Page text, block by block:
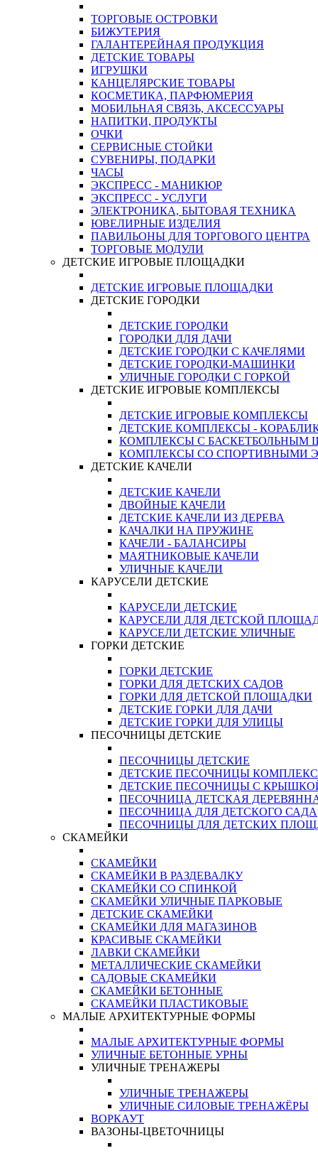
ТОРГОВЫЕ ОСТРОВКИ
БИЖУТЕРИЯ
ГАЛАНТЕРЕЙНАЯ ПРОДУКЦИЯ
ДЕТСКИЕ ТОВАРЫ
ИГРУШКИ
КАНЦЕЛЯРСКИЕ ТОВАРЫ
КОСМЕТИКА, ПАРФЮМЕРИЯ
МОБИЛЬНАЯ СВЯЗЬ, АКСЕССУАРЫ
НАПИТКИ, ПРОДУКТЫ
ОЧКИ
СЕРВИСНЫЕ СТОЙКИ
СУВЕНИРЫ, ПОДАРКИ
ЧАСЫ
ЭКСПРЕСС - МАНИКЮР
ЭКСПРЕСС - УСЛУГИ
ЭЛЕКТРОНИКА, БЫТОВАЯ ТЕХНИКА
ЮВЕЛИРНЫЕ ИЗДЕЛИЯ
ПАВИЛЬОНЫ ДЛЯ ТОРГОВОГО ЦЕНТРА
ТОРГОВЫЕ МОДУЛИ
ДЕТСКИЕ ИГРОВЫЕ ПЛОЩАДКИ
ДЕТСКИЕ ИГРОВЫЕ ПЛОЩАДКИ
ДЕТСКИЕ ГОРОДКИ
ДЕТСКИЕ ГОРОДКИ
ГОРОДКИ ДЛЯ ДАЧИ
ДЕТСКИЕ ГОРОДКИ С КАЧЕЛЯМИ
ДЕТСКИЕ ГОРОДКИ-МАШИНКИ
УЛИЧНЫЕ ГОРОДКИ С ГОРКОЙ
ДЕТСКИЕ ИГРОВЫЕ КОМПЛЕКСЫ
ДЕТСКИЕ ИГРОВЫЕ КОМПЛЕКСЫ
ДЕТСКИЕ КОМПЛЕКСЫ -
КОМПЛЕКСЫ С БАСКЕТБОЛЬНЫМ
КОМПЛЕКСЫ СО СПОРТИВНЫМИ
ДЕТСКИЕ КАЧЕЛИ
ДЕТСКИЕ КАЧЕЛИ
ДВОЙНЫЕ КАЧЕЛИ
ДЕТСКИЕ КАЧЕЛИ ИЗ ДЕРЕВА
КАЧАЛКИ НА ПРУЖИНЕ
КАЧЕЛИ - БАЛАНСИРЫ
МАЯТНИКОВЫЕ КАЧЕЛИ
УЛИЧНЫЕ КАЧЕЛИ
КАРУСЕЛИ ДЕТСКИЕ
КАРУСЕЛИ ДЕТСКИЕ
КАРУСЕЛИ ДЛЯ ДЕТСКОЙ
КАРУСЕЛИ ДЕТСКИЕ УЛИЧНЫЕ
ГОРКИ ДЕТСКИЕ
ГОРКИ ДЕТСКИЕ
ГОРКИ ДЛЯ ДЕТСКИХ САДОВ
ГОРКИ ДЛЯ ДЕТСКОЙ ПЛОЩАДКИ
ДЕТСКИЕ ГОРКИ ДЛЯ ДАЧИ
ДЕТСКИЕ ГОРКИ ДЛЯ УЛИЦЫ
ПЕСОЧНИЦЫ ДЕТСКИЕ
ПЕСОЧНИЦЫ ДЕТСКИЕ
ДЕТСКИЕ ПЕСОЧНИЦЫ
ДЕТСКИЕ ПЕСОЧНИЦЫ С
ПЕСОЧНИЦА ДЕТСКАЯ
ПЕСОЧНИЦА ДЛЯ ДЕТСКОГО САДА
ПЕСОЧНИЦЫ ДЛЯ ДЕТСКИХ
СКАМЕЙКИ
СКАМЕЙКИ
СКАМЕЙКИ В РАЗДЕВАЛКУ
СКАМЕЙКИ СО СПИНКОЙ
СКАМЕЙКИ УЛИЧНЫЕ ПАРКОВЫЕ
ДЕТСКИЕ СКАМЕЙКИ
СКАМЕЙКИ ДЛЯ МАГАЗИНОВ
КРАСИВЫЕ СКАМЕЙКИ
ЛАВКИ СКАМЕЙКИ
МЕТАЛЛИЧЕСКИЕ СКАМЕЙКИ
САДОВЫЕ СКАМЕЙКИ
СКАМЕЙКИ БЕТОННЫЕ
СКАМЕЙКИ ПЛАСТИКОВЫЕ
МАЛЫЕ АРХИТЕКТУРНЫЕ ФОРМЫ
МАЛЫЕ АРХИТЕКТУРНЫЕ ФОРМЫ
УЛИЧНЫЕ БЕТОННЫЕ УРНЫ
УЛИЧНЫЕ ТРЕНАЖЕРЫ
УЛИЧНЫЕ ТРЕНАЖЕРЫ
УЛИЧНЫЕ СИЛОВЫЕ ТРЕНАЖЁРЫ
ВОРКАУТ
ВАЗОНЫ-ЦВЕТОЧНИЦЫ